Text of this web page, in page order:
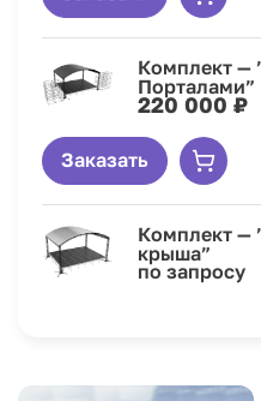
Комплект —
Порталами”
220 000 ₽
Заказать
Комплект —
крыша”
по запросу